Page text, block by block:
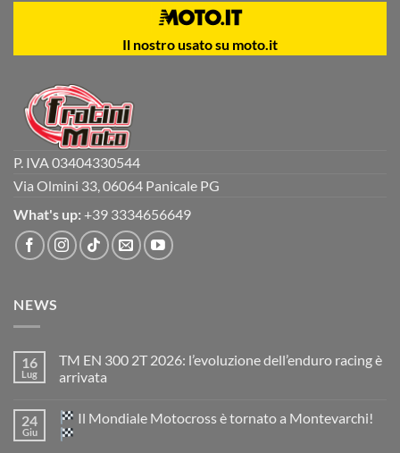
Il nostro usato su moto.it
P. IVA 03404330544
Via Olmini 33, 06064 Panicale PG
What's up: +39 3334656649
NEWS
16
Lug
TM EN 300 2T 2026: l’evoluzione dell’enduro racing è
arrivata
su
TM
EN
24
Giu
Il Mondiale Motocross è tornato a Montevarchi!